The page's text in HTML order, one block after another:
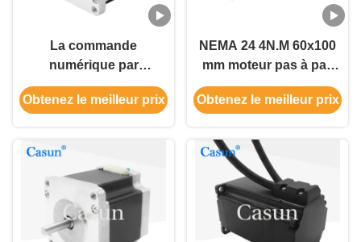
La commande
numérique par
ordinateur a fermé le
moteur pas à pas de
1.5A de la NEMA 24 de
l'encodeur 800mN.M
Obtenez le meilleur prix
NEMA 24 4N.M 60x100
mm moteur pas à pas
en boucle fermée
1000ppr Pinout 4 fil
Obtenez le meilleur prix